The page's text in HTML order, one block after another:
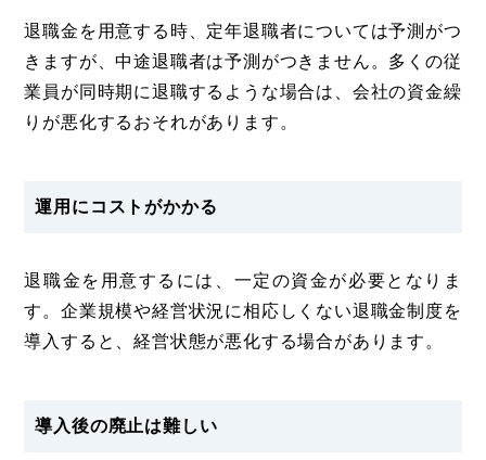
退職金を用意する時、定年退職者については予測がつ
きますが、中途退職者は予測がつきません。多くの従
業員が同時期に退職するような場合は、会社の資金繰
りが悪化するおそれがあります。
運用にコストがかかる
退職金を用意するには、一定の資金が必要となりま
す。企業規模や経営状況に相応しくない退職金制度を
導入すると、経営状態が悪化する場合があります。
導入後の廃止は難しい